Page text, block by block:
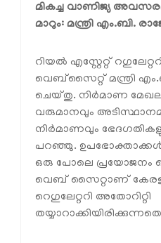
മികച്ച വാണിജ്യ
മാറും: മന്ത്രി എം.ബി.
റിയൽ എസ്റ്റേറ്റ്
വെബ്സൈറ്റ് മന്ത്രി
ചെയ്തു. നിർമാണ
വരുമാനവും
നിർമാണവും
പറഞ്ഞു.
ഒരു പോലെ പ്രയോജനം
വെബ് സൈറ്റാണ് കേരള
റെഗുലേറ്ററി അതോറിറ്റി